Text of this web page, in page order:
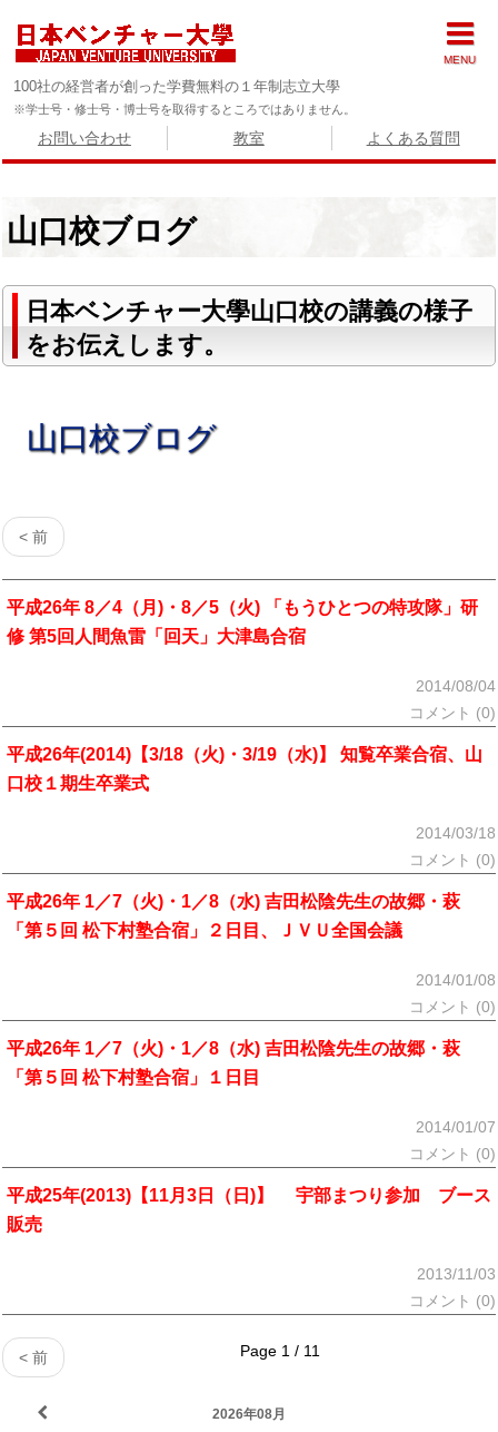
100社の経営者が創った学費無料の１年制志立大學
※学士号・修士号・博士号を取得するところではありません。
お問い合わせ 教室 よくある質問
山口校ブログ
日本ベンチャー大學山口校の講義の様子
をお伝えします。
山口校ブログ
< 前
平成26年 8／4（月)・8／5（火) 「もうひとつの特攻隊」研
修 第5回人間魚雷「回天」大津島合宿
2014/08/04
コメント (0)
平成26年(2014)【3/18（火)・3/19（水)】 知覧卒業合宿、山
口校１期生卒業式
2014/03/18
コメント (0)
平成26年 1／7（火)・1／8（水) 吉田松陰先生の故郷・萩
「第５回 松下村塾合宿」２日目、ＪＶＵ全国会議
2014/01/08
コメント (0)
平成26年 1／7（火)・1／8（水) 吉田松陰先生の故郷・萩
「第５回 松下村塾合宿」１日目
2014/01/07
コメント (0)
平成25年(2013)【11月3日（日)】 宇部まつり参加 ブース
販売
2013/11/03
コメント (0)
< 前 Page 1 / 11
2026年08月
MENU